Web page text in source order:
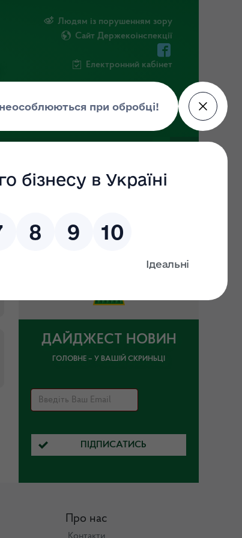
Людям із порушенням зору
Сайт Держекоінспекції
Електронний кабінет
ДАЙДЖЕСТ НОВИН
ГОЛОВНЕ – У ВАШІЙ СКРИНЬЦІ
ПІДПИСАТИСЬ
Про нас